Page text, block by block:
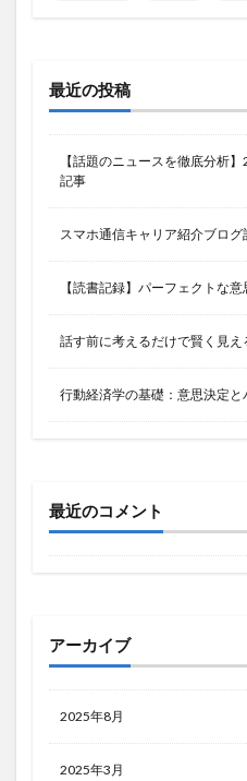
最近の投稿
【話題のニュースを徹底分析
記事
スマホ通信キャリア紹介ブログ
【読書記録】パーフェクトな
話す前に考えるだけで賢く見
行動経済学の基礎：意思決定と
最近のコメント
アーカイブ
2025年8月
2025年3月